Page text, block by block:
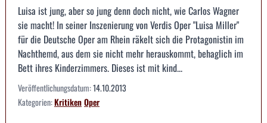
Luisa ist jung, aber so jung denn doch nicht, wie Carlos Wagner
sie macht! In seiner Inszenierung von Verdis Oper "Luisa Miller"
für die Deutsche Oper am Rhein räkelt sich die Protagonistin im
Nachthemd, aus dem sie nicht mehr herauskommt, behaglich im
Bett ihres Kinderzimmers. Dieses ist mit kind...
Veröffentlichungsdatum:14.10.2013
Kategorien:KritikenOper